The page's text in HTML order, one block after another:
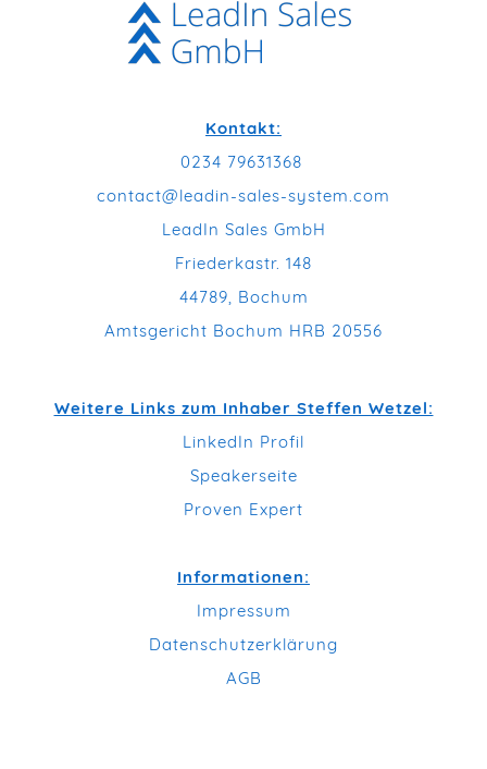
Kontakt:
0234 79631368
contact@leadin-sales-system.com
LeadIn Sales GmbH
Friederkastr. 148
44789, Bochum
Amtsgericht Bochum HRB 20556
Weitere Links zum Inhaber Steffen Wetzel:
LinkedIn Profil
Speakerseite
Proven Expert
Informationen:
Impressum
Datenschutzerklärung
AGB